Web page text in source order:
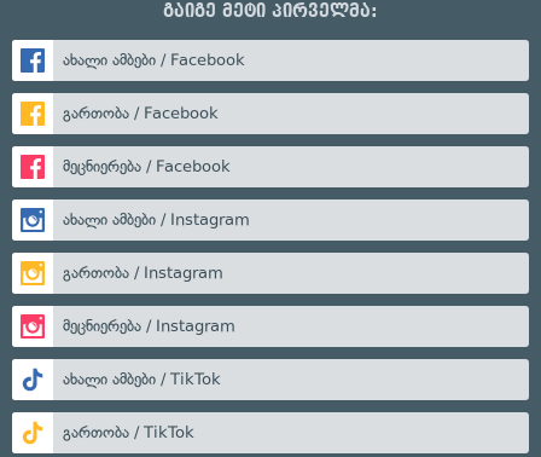
გაიგე მეტი პირველმა:
ახალი ამბები / Facebook
გართობა / Facebook
მეცნიერება / Facebook
ახალი ამბები / Instagram
გართობა / Instagram
მეცნიერება / Instagram
ახალი ამბები / TikTok
გართობა / TikTok